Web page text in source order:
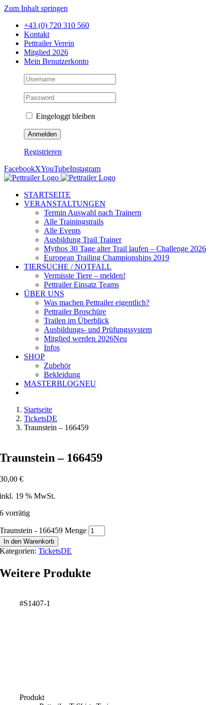
Zum Inhalt springen
+43 (0) 720 310 560
Kontakt
Pettrailer Verein
Mitglied 2026
Mein Benutzerkonto
Eingeloggt bleiben
Registrieren
FacebookXYouTubeInstagram
STARTSEITE
VERANSTALTUNGEN
Termin Auswahl nach Trainern
Alle Trainingstrails
Alle Events
Ausbildung Trail Trainer
Mythos 30 Tage alter Trail laufen – Challenge 2026
European Trailing Championships 2019
TIERSUCHE / NOTFALL
Vermisste Tiere – melden!
Pettrailer Einsatz Teams
ÜBER UNS
Was machen Pettrailer eigentlich?
Pettrailer Broschüre
Trailen im Überblick
Ausbildungs- und Prüfungssystem
Mitglied werden 2026Neu
Infos
SHOP
Zubehör
Bekleidung
MASTERBLOGNEU
Startseite
TicketsDE
Traunstein – 166459
Traunstein – 166459
30,00€
inkl. 19 % MwSt.
6 vorrätig
Traunstein - 166459 Menge
In den Warenkorb
Kategorien:TicketsDE
Weitere Produkte
#S1407-1
Produkt